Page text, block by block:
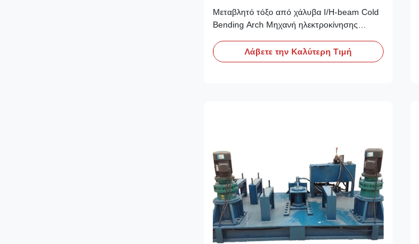
μεταβλητός Drive
Μεταβλητό τόξο από χάλυβα I/H-beam Cold
Bending Arch Μηχανή ηλεκτροκίνησης
λειτουργίας της μηχανής ψυχρής κάμψης
τόξου: Τοποθετήστε το μηχάνημα κρύου
Λάβετε την Καλύτερη Τιμή